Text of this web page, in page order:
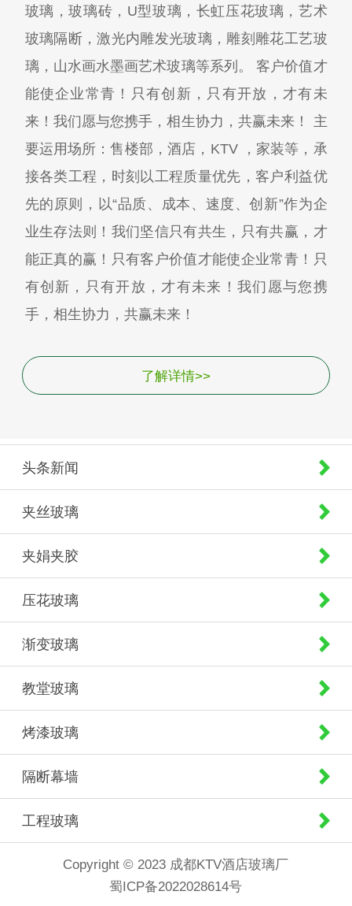
玻璃，玻璃砖，U型玻璃，长虹压花玻璃，艺术
玻璃隔断，激光内雕发光玻璃，雕刻雕花工艺玻
璃，山水画水墨画艺术玻璃等系列。 客户价值才
能使企业常青！只有创新，只有开放，才有未
来！我们愿与您携手，相生协力，共赢未来！ 主
要运用场所：售楼部，酒店，KTV ，家装等，承
接各类工程，时刻以工程质量优先，客户利益优
先的原则，以“品质、成本、速度、创新”作为企
业生存法则！我们坚信只有共生，只有共赢，才
能正真的赢！只有客户价值才能使企业常青！只
有创新，只有开放，才有未来！我们愿与您携
手，相生协力，共赢未来！
了解详情>>
头条新闻
夹丝玻璃
夹娟夹胶
压花玻璃
渐变玻璃
教堂玻璃
烤漆玻璃
隔断幕墙
工程玻璃
Copyright © 2023 成都KTV酒店玻璃厂
蜀ICP备2022028614号